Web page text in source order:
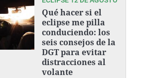
Qué hacer si el
eclipse me pilla
conduciendo: los
seis consejos de la
DGT para evitar
distracciones al
volante